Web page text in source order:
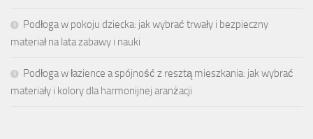
Podłoga w pokoju dziecka: jak wybrać trwały i bezpieczny
materiał na lata zabawy i nauki
Podłoga w łazience a spójność z resztą mieszkania: jak wybrać
materiały i kolory dla harmonijnej aranżacji